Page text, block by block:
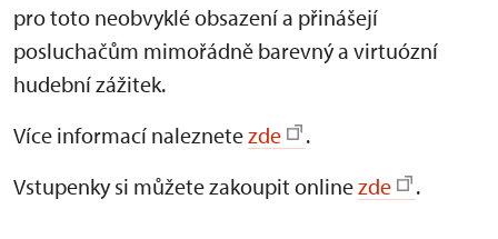
pro toto neobvyklé obsazení a přinášejí
posluchačům mimořádně barevný a virtuózní
hudební zážitek.
Více informací naleznetezde
.
Vstupenky si můžete zakoupit onlinezde .